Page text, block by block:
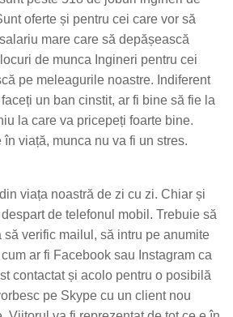
oferte și pentru cei care vor să
mare care să depășească
de munca Ingineri pentru cei
pe meleagurile noastre. Indiferent
un ban cinstit, ar fi bine să fie la
la care va pricepeți foarte bine.
viață, munca nu va fi un stres.
viața noastră de zi cu zi. Chiar și
de telefonul mobil. Trebuie să
verific mailul, să intru pe anumite
ar fi Facebook sau Instagram ca
contactat și acolo pentru o posibilă
pe Skype cu un client nou